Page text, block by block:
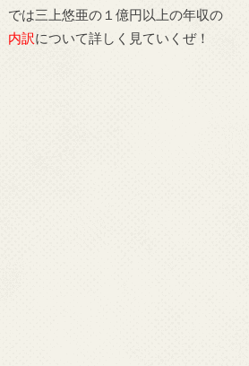
では三上悠亜の１億円以上の年収の
内訳について詳しく見ていくぜ！